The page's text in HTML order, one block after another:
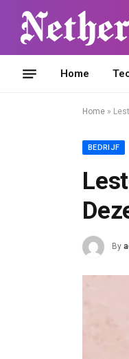
Home
Home »
BEDRIJF
By